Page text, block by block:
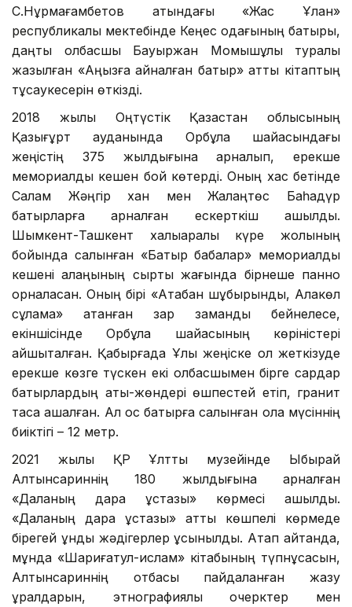
С.Нұрмағамбетов атындағы «Жас Ұлан»
республикалық мектебінде Кеңес одағының батыры,
даңқты қолбасшы Бауыржан Момышұлы туралы
жазылған «Аңызға айналған батыр» атты кітаптың
тұсаукесерін өткізді.
2018 жылы Оңтүстік Қазақстан облысының
Қазығұрт ауданында Орбұлақ шайқасындағы
жеңістің 375 жылдығына арналып, ерекше
мемориалдық кешен бой көтерді. Оның хас бетінде
Салқам Жәңгір хан мен Жалаңтөс Баһадүр
батырларға арналған ескерткіш ашылды.
Шымкент-Ташкент халықаралық күре жолының
бойында салынған «Батыр бабалар» мемориалдық
кешені алаңының сыртқы жағында бірнеше панно
орналасқан. Оның бірі «Ақтабан шұбырынды, Алқакөл
сұлама» атанған зар заманды бейнелесе,
екіншісінде Орбұлақ шайқасының көріністері
айшықталған. Қабырғада Ұлы жеңіске қол жеткізуде
ерекше көзге түскен екі қолбасшымен бірге сардар
батырлардың аты-жөндері өшпестей етіп, гранит
тасқа қашалған. Ал қос батырға салынған қола мүсіннің
биіктігі – 12 метр.
2021 жылы ҚР Ұлттық музейінде Ыбырай
Алтынсариннің 180 жылдығына арналған
«Даланың дара ұстазы» көрмесі ашылды.
«Даланың дара ұстазы» атты көшпелі көрмеде
бірегей құнды жәдігерлер ұсынылды. Атап айтқанда,
мұнда «Шариғатул-ислам» кітабының түпнұсқасын,
Алтынсариннің отбасы пайдаланған жазу
құралдарын, этнографиялық очерктер мен